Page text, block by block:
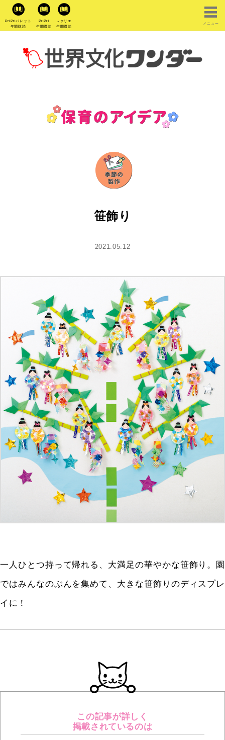
PriPriパレット
年間購読
PriPri
年間購読
レクリエ
年間購読
メニュー
笹飾り
2021.05.12
一人ひとつ持って帰れる、大満足の華やかな笹飾り。園
ではみんなのぶんを集めて、大きな笹飾りのディスプレ
イに！
この記事が詳しく
掲載されているのは